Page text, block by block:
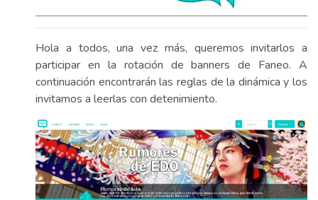
Hola a todos, una vez más, queremos invitarlos a
participar en la rotación de banners de Faneo. A
continuación encontrarán las reglas de la dinámica y los
invitamos a leerlas con detenimiento.